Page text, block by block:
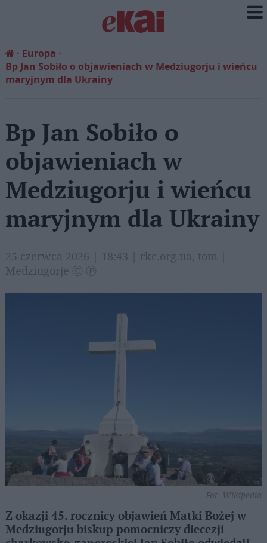
Europa
Bp Jan Sobiło o objawieniach w Medziugorju i wieńcu
maryjnym dla Ukrainy
Bp Jan Sobiło o
objawieniach w
Medziugorju i wieńcu
maryjnym dla Ukrainy
25 czerwca 2026 | 18:43 | rkc.org.ua, tom |
Medziugorje Ⓒ Ⓟ
Fot. Wikipedia
Z okazji 45. rocznicy objawień Matki Bożej w
Medziugorju biskup pomocniczy diecezji